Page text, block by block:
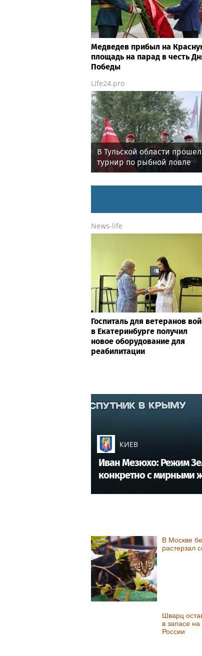
Медведев прибыл на
площадь на парад в честь
Победы
Life24.pro
В Тульской области прошел
турнир по рыбной ловле
среди команд
News-life
Госпиталь для ветеранов
в Екатеринбурге получил
новое оборудование для
реабилитации
КИЕВ
Иван Мезюхо: Режим
конкретно с мирными
В Москве
растерзал
Шварц
в запасе
России